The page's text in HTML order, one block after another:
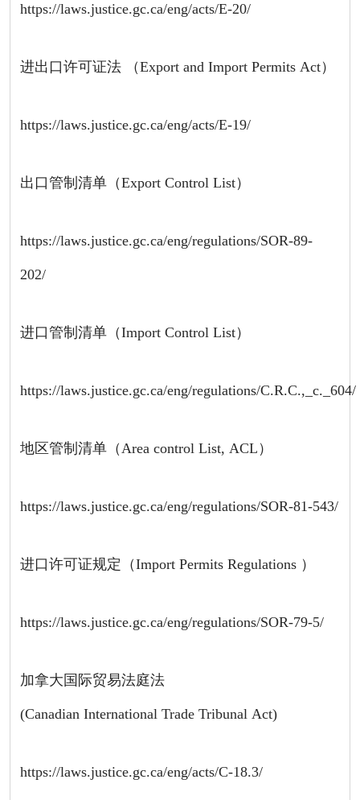
https://laws.justice.gc.ca/eng/acts/E-20/
进出口许可证法 （Export and Import Permits Act）
https://laws.justice.gc.ca/eng/acts/E-19/
出口管制清单（Export Control List）
https://laws.justice.gc.ca/eng/regulations/SOR-89-
202/
进口管制清单（Import Control List）
https://laws.justice.gc.ca/eng/regulations/C.R.C.,_c._604/
地区管制清单（Area control List, ACL）
https://laws.justice.gc.ca/eng/regulations/SOR-81-543/
进口许可证规定（Import Permits Regulations ）
https://laws.justice.gc.ca/eng/regulations/SOR-79-5/
加拿大国际贸易法庭法
(Canadian International Trade Tribunal Act)
https://laws.justice.gc.ca/eng/acts/C-18.3/